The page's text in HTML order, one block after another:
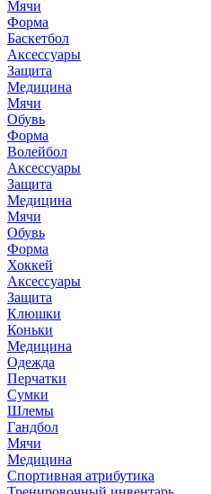
Мячи
Форма
Баскетбол
Аксессуары
Защита
Медицина
Мячи
Обувь
Форма
Волейбол
Аксессуары
Защита
Медицина
Мячи
Обувь
Форма
Хоккей
Аксессуары
Защита
Клюшки
Коньки
Медицина
Одежда
Перчатки
Сумки
Шлемы
Гандбол
Мячи
Медицина
Спортивная атрибутика